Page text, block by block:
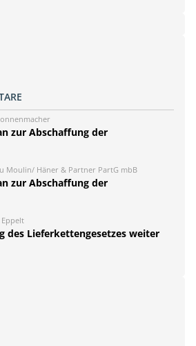
zur Abschaffung der
Moulin/ Häner & Partner PartG mbB
zur Abschaffung der
des Lieferkettengesetzes weiter